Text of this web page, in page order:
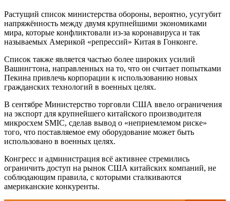
Растущий список министерства обороны, вероятно, усугубит
напряжённость между двумя крупнейшими экономиками
мира, которые конфликтовали из-за коронавируса и так
называемых Америкой «репрессий» Китая в Гонконге.
Список также является частью более широких усилий
Вашингтона, направленных на то, что он считает попытками
Пекина привлечь корпорации к использованию новых
гражданских технологий в военных целях.
В сентябре Министерство торговли США ввело ограничения
на экспорт для крупнейшего китайского производителя
микросхем SMIC, сделав вывод о «неприемлемом риске»
того, что поставляемое ему оборудование может быть
использовано в военных целях.
Конгресс и администрация всё активнее стремились
ограничить доступ на рынок США китайских компаний, не
соблюдающим правила, с которыми сталкиваются
американские конкуренты.